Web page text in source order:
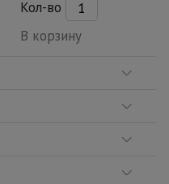
Кол-во
В корзину